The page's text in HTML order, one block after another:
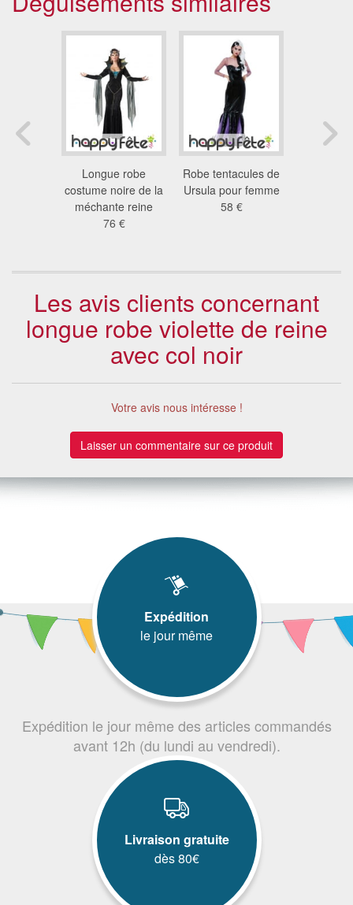
Longue robe
costume noire de la
méchante reine
76 €
Robe tentacules de
Ursula pour femme
58 €
Les avis clients concernant
longue robe violette de reine
avec col noir
Votre avis nous intéresse !
Laisser un commentaire sur ce produit
Expédition
le jour même
Expédition le jour même des articles commandés
avant 12h (du lundi au vendredi).
Livraison gratuite
dès 80€